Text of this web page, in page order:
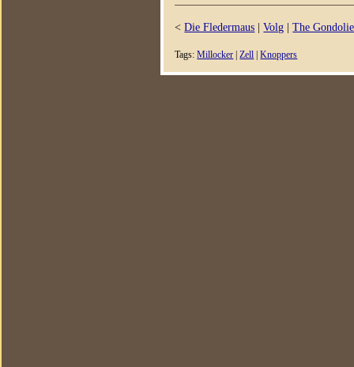
<Die Fledermaus |Volg |The
Tags:Millocker |Zell |Knoppers